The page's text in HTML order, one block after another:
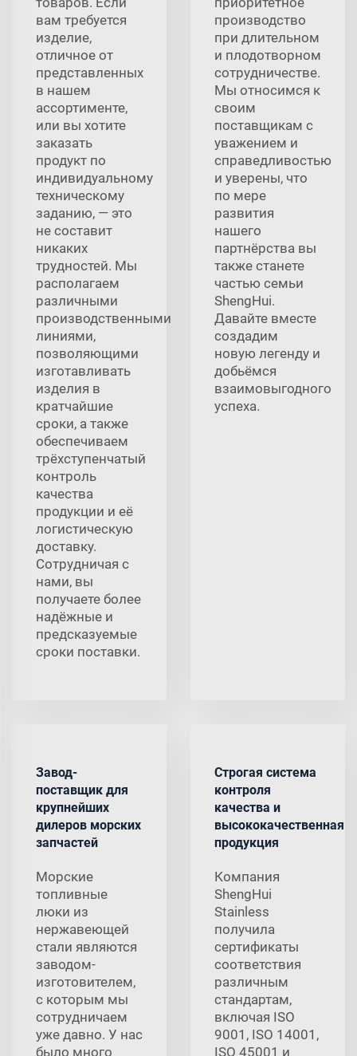
вам требуется
изделие,
отличное от
представленных
в нашем
ассортименте,
или вы хотите
заказать
продукт по
индивидуальному
техническому
заданию, — это
не составит
никаких
трудностей. Мы
располагаем
различными
производственными
линиями,
позволяющими
изготавливать
изделия в
кратчайшие
сроки, а также
обеспечиваем
трёхступенчатый
контроль
качества
продукции и её
логистическую
доставку.
Сотрудничая с
нами, вы
получаете более
надёжные и
предсказуемые
сроки поставки.
производство
при длительном
и плодотворном
сотрудничестве.
Мы относимся к
своим
поставщикам с
уважением и
справедливостью
и уверены, что
по мере
развития
нашего
партнёрства вы
также станете
частью семьи
ShengHui.
Давайте вместе
создадим
новую легенду и
добьёмся
взаимовыгодного
успеха.
Завод-
поставщик для
крупнейших
дилеров морских
запчастей
Морские
топливные
люки из
нержавеющей
стали являются
заводом-
изготовителем,
с которым мы
сотрудничаем
уже давно. У нас
было много
Строгая система
контроля
качества и
высококачественная
продукция
Компания
ShengHui
Stainless
получила
сертификаты
соответствия
различным
стандартам,
включая ISO
9001, ISO 14001,
ISO 45001 и